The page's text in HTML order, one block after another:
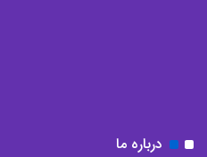
درباره ما